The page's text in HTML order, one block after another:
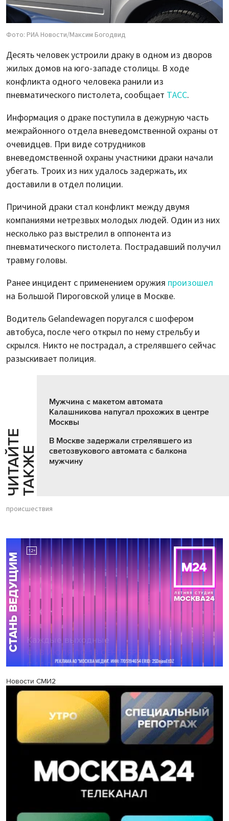
Фото: РИА Новости/Максим Богодвид
Десять человек устроили драку в одном из дворов
жилых домов на юго-западе столицы. В ходе
конфликта одного человека ранили из
пневматического пистолета, сообщает ТАСС.
Информация о драке поступила в дежурную часть
межрайонного отдела вневедомственной охраны от
очевидцев. При виде сотрудников
вневедомственной охраны участники драки начали
убегать. Троих из них удалось задержать, их
доставили в отдел полиции.
Причиной драки стал конфликт между двумя
компаниями нетрезвых молодых людей. Один из них
несколько раз выстрелил в оппонента из
пневматического пистолета. Пострадавший получил
травму головы.
Ранее инцидент с применением оружия произошел
на Большой Пироговской улице в Москве.
Водитель Gelandewagen поругался с шофером
автобуса, после чего открыл по нему стрельбу и
скрылся. Никто не пострадал, а стрелявшего сейчас
разыскивает полиция.
Ч
И
Т
АЙ
Т
Е
Т
А
К
ЖЕ
Мужчина с макетом автомата
Калашникова напугал прохожих в центре
Москвы
В Москве задержали стрелявшего из
светозвукового автомата с балкона
мужчину
происшествия
Новости СМИ2